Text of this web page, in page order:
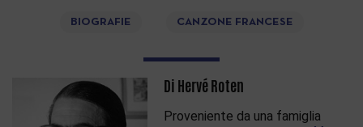
BIOGRAFIE CANZONE FRANCESE
Di Hervé Roten
Proveniente da una famiglia